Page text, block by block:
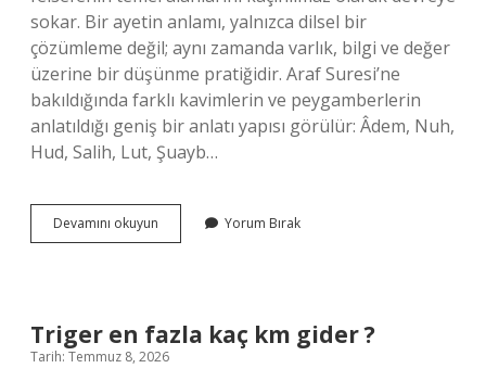
sokar. Bir ayetin anlamı, yalnızca dilsel bir
çözümleme değil; aynı zamanda varlık, bilgi ve değer
üzerine bir düşünme pratiğidir. Araf Suresi’ne
bakıldığında farklı kavimlerin ve peygamberlerin
anlatıldığı geniş bir anlatı yapısı görülür: Âdem, Nuh,
Hud, Salih, Lut, Şuayb…
Devamını okuyun
suresinde
peygamberi
kimdir
Yorum Bırak
Triger en fazla kaç km gider ?
Tarih: Temmuz 8, 2026